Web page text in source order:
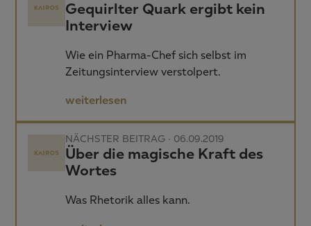
Gequirlter Quark ergibt kein
Interview
Wie ein Pharma-Chef sich selbst im
Zeitungsinterview verstolpert.
weiterlesen
NÄCHSTER BEITRAG · 06.09.2019
Über die magische Kraft des
Wortes
Was Rhetorik alles kann.